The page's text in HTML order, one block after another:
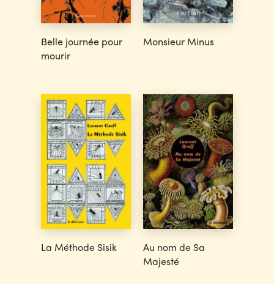
Belle journée pour
mourir
Monsieur Minus
La Méthode Sisik
Au nom de Sa
Majesté